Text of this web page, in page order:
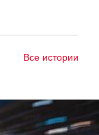
Все истории